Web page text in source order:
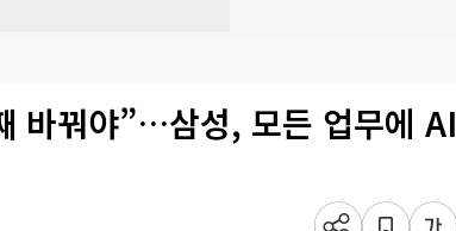
바꿔야”…삼성, 모든 업무에 AI